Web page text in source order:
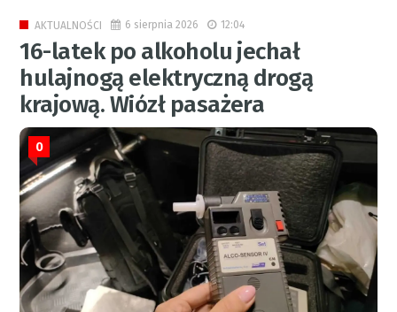
AKTUALNOŚCI 6 sierpnia 2026 12:04
16-latek po alkoholu jechał
hulajnogą elektryczną drogą
krajową. Wiózł pasażera
0